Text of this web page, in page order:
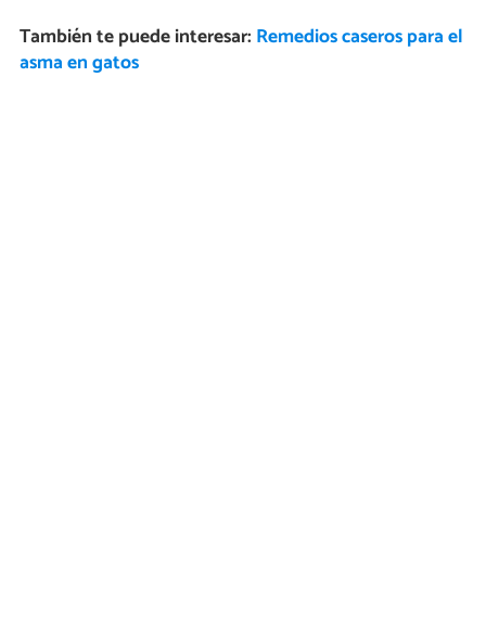
También te puede interesar: Remedios caseros para el
asma en gatos